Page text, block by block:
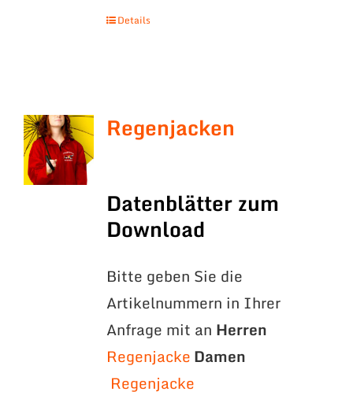
Details
Regenjacken
Datenblätter zum
Download
Bitte geben Sie die
Artikelnummern in Ihrer
Anfrage mit an Herren
RegenjackeDamen
Regenjacke